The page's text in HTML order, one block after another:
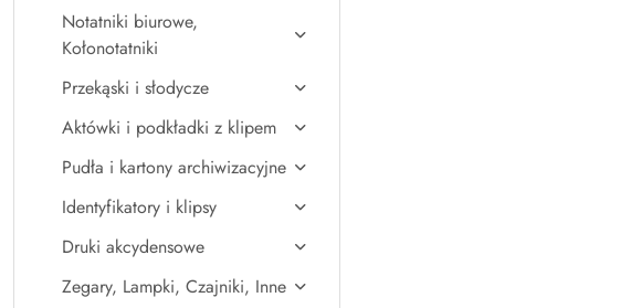
Notatniki biurowe,
Kołonotatniki
Przekąski i słodycze
Aktówki i podkładki z klipem
Pudła i kartony archiwizacyjne
Identyfikatory i klipsy
Druki akcydensowe
Zegary, Lampki, Czajniki, Inne